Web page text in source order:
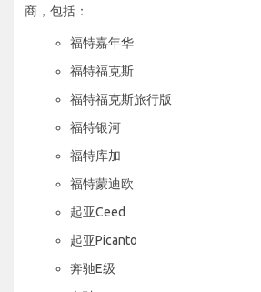
商，包括：
福特嘉年华
福特福克斯
福特福克斯旅行版
福特银河
福特库加
福特蒙迪欧
起亚Ceed
起亚Picanto
奔驰E级